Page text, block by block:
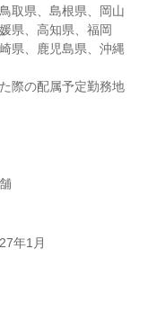
取県、島根県、岡山
県、高知県、福岡
県、鹿児島県、沖縄
際の配属予定勤務地
年1月